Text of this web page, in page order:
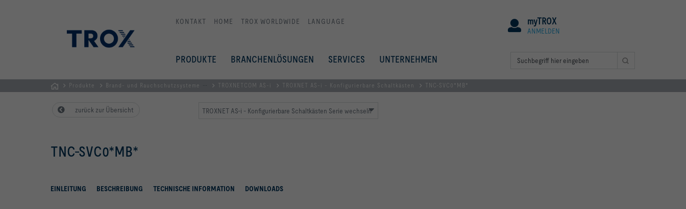
KONTAKT HOME TROX WORLDWIDE LANGUAGE myTROX
ANMELDEN
PRODUKTE BRANCHENLÖSUNGEN SERVICES UNTERNEHMEN
Produkte Brand- und Rauchschutzsysteme TROXNETCOM AS-i TROXNET AS-i - Konfigurierbare Schaltkästen TNC-SVC0*MB*
zurück zur Übersicht TROXNET AS-i - Konfigurierbare Schaltkästen Serie wechseln
TNC-SVC0*MB*
EINLEITUNG BESCHREIBUNG TECHNISCHE INFORMATION DOWNLOADS